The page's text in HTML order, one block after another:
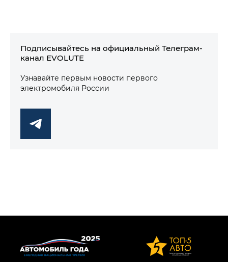
Подписывайтесь на официальный Телеграм-
канал EVOLUTE
Узнавайте первым новости первого
электромобиля России